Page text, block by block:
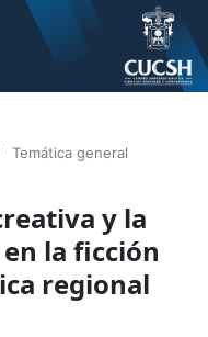
Temática general
y la
la ficción
regional